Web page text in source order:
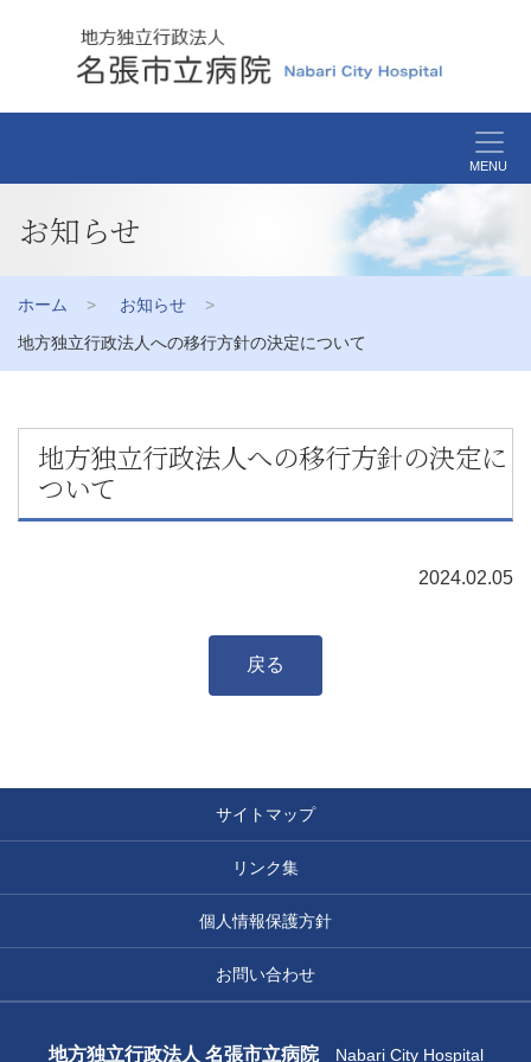
MENU
お知らせ
ホーム
お知らせ
地方独立行政法人への移行方針の決定について
地方独立行政法人への移行方針の決定に
ついて
2024.02.05
戻る
サイトマップ
リンク集
個人情報保護方針
お問い合わせ
地方独立行政法人 名張市立病院Nabari City Hospital